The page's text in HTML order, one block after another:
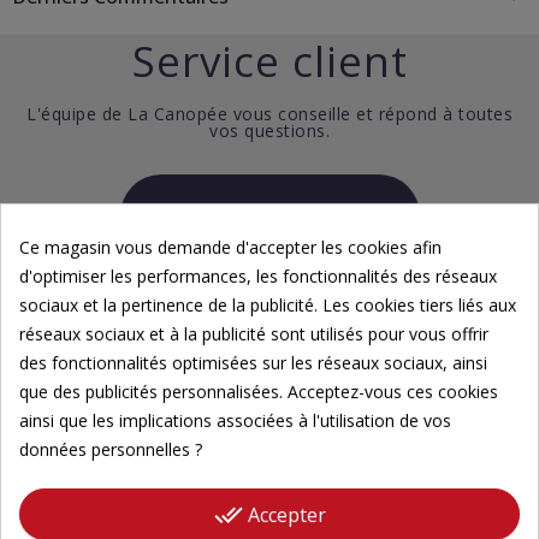
Service client
L'équipe de La Canopée vous conseille et répond à toutes
vos questions.
02 98 04 27 86
Contactez-nous par email
La serre est ouverte au public les jeudi, vendredi et samedi
(Fermé du dimanche au mercredi et les jours fériés)
Horaires : 10h - 12h et 13h - 17h
Votre avis est précieux,
Ce magasin vous demande d'accepter les cookies afin
d'optimiser les performances, les fonctionnalités des réseaux
sociaux et la pertinence de la publicité. Les cookies tiers liés aux
réseaux sociaux et à la publicité sont utilisés pour vous offrir
des fonctionnalités optimisées sur les réseaux sociaux, ainsi
que des publicités personnalisées. Acceptez-vous ces cookies
ainsi que les implications associées à l'utilisation de vos
données personnelles ?
done_all Accepter